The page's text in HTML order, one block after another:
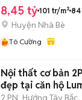
8,45 tỷ 101 tr/m² 84
Huyện Nhà Bè
Tô Cường
Nội thất cơ bản
đẹp tại căn hộ
2 PN Hướng Tây Bắc